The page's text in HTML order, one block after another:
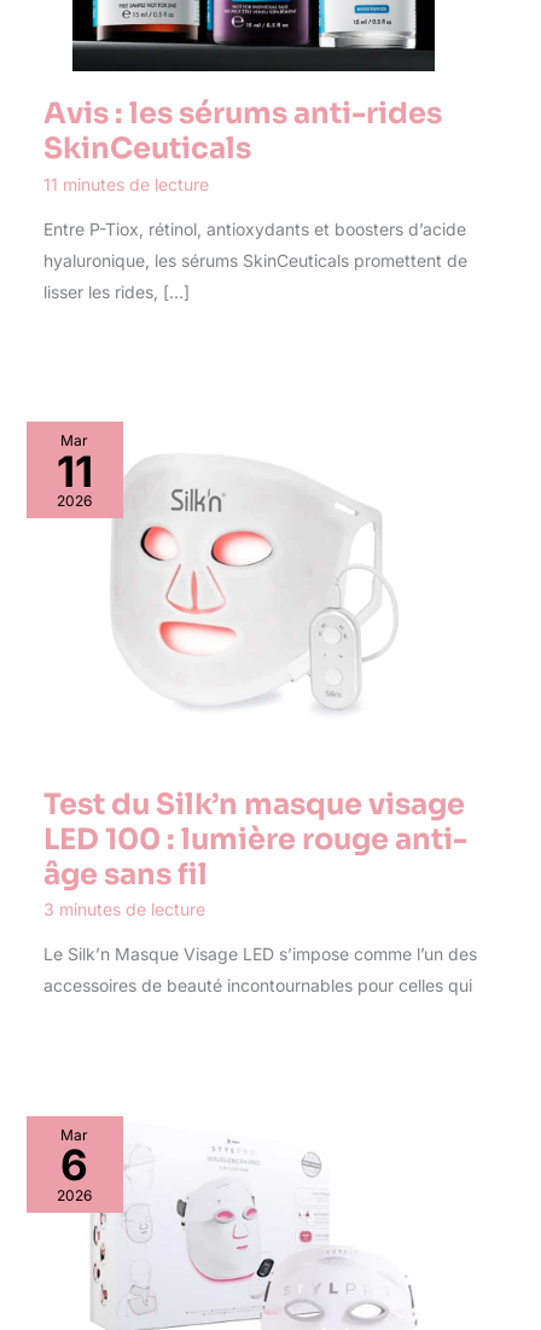
Avis : les sérums anti-rides
SkinCeuticals
11 minutes de lecture
Entre P-Tiox, rétinol, antioxydants et boosters d’acide
hyaluronique, les sérums SkinCeuticals promettent de
lisser les rides, […]
Mar
11
2026
Test du Silk’n masque visage
LED 100 : lumière rouge anti-
âge sans fil
3 minutes de lecture
Le Silk’n Masque Visage LED s’impose comme l’un des
accessoires de beauté incontournables pour celles qui
Mar
6
2026